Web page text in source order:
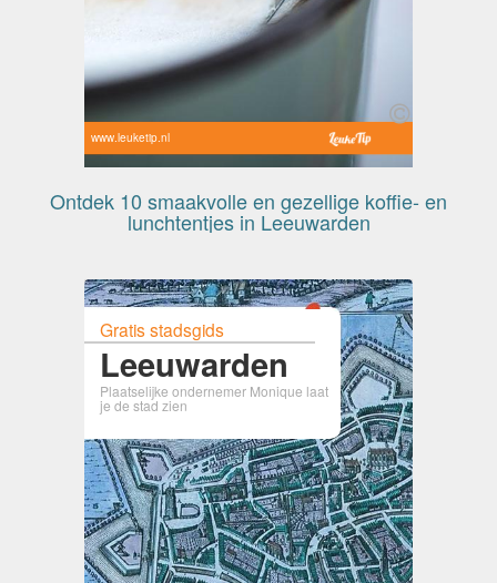
www.leuketip.nl
Ontdek 10 smaakvolle en gezellige koffie- en
lunchtentjes in Leeuwarden
Gratis stadsgids
Leeuwarden
Plaatselijke ondernemer Monique laat
je de stad zien